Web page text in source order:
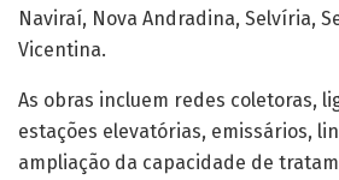
Naviraí, Nova Andradina, Selvíria,
Vicentina.
As obras incluem redes coletoras,
estações elevatórias, emissários,
ampliação da capacidade de